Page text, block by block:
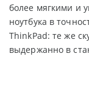
более мягкими и
ноутбука в
ThinkPad: те же
выдержанно в